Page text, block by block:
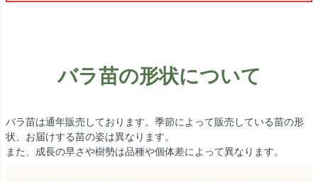
バラ苗の形状について
バラ苗は通年販売しております。季節によって販売している苗の形
状、お届けする苗の姿は異なります。
また、成長の早さや樹勢は品種や個体差によって異なります。